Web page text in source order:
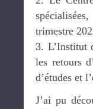
trimestre
3. L’Institut
les retours
d’études et
J’ai pu